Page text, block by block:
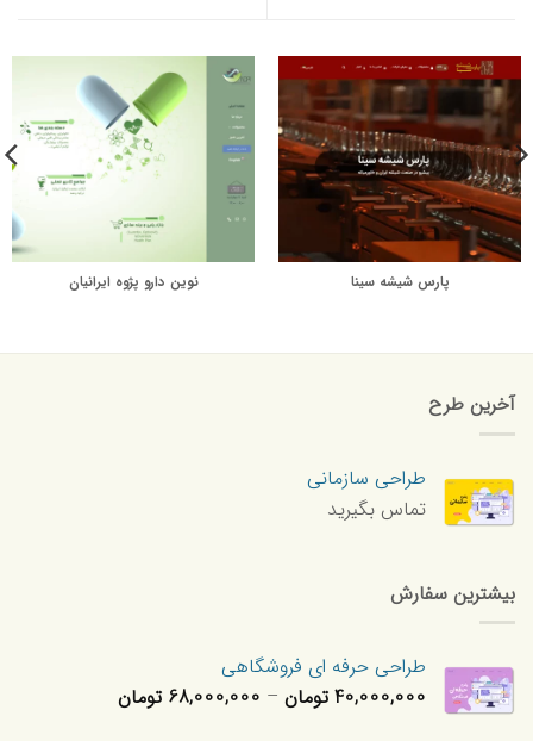
پارس شیشه سینا نوین دارو پژوه ایرانیان
آخرین طرح
طراحی سازمانی
تماس بگیرید
بیشترین سفارش
طراحی حرفه ای فروشگاهی
40,000,000 تومان –
68,000,000 تومانمحدوده